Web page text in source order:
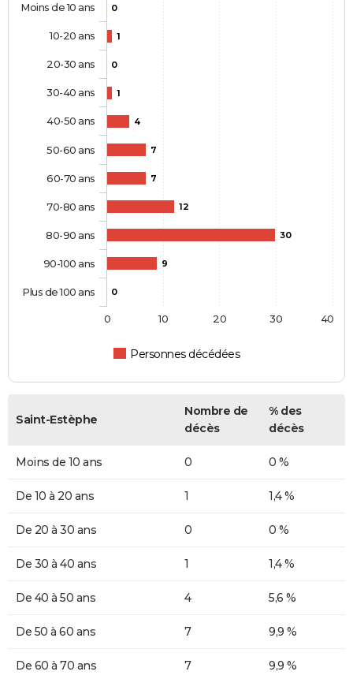
0
1
0
1
4
7
7
12
30
9
0
Personnes décédées
Moins de 10 ans
10-20 ans
20-30 ans
30-40 ans
40-50 ans
50-60 ans
60-70 ans
70-80 ans
80-90 ans
90-100 ans
Plus de 100 ans
0 10 20 30 40
Saint-Estèphe
Nombre de
décès
% des
décès
Moins de 10 ans 0 0 %
De 10 à 20 ans 1 1,4 %
De 20 à 30 ans 0 0 %
De 30 à 40 ans 1 1,4 %
De 40 à 50 ans 4 5,6 %
De 50 à 60 ans 7 9,9 %
De 60 à 70 ans 7 9,9 %